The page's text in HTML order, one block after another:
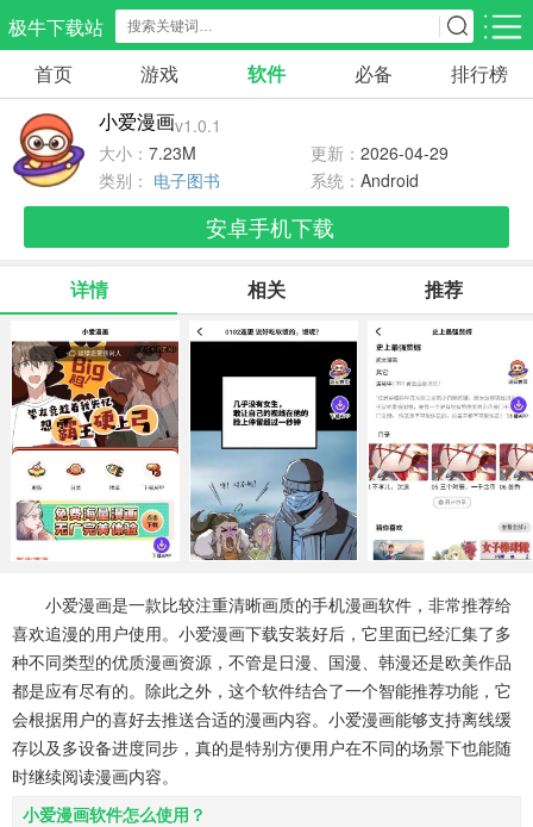
极牛下载站
应用分类 游戏分类
生活服务
297款应用
教育学习
178款应用
气象交通
84款应用
游戏辅助
476款应用
摄影美化
214款应用
社交聊天
183款应用
电子图书
438款应用
移动办公
新闻阅读
43款应用
金融理财
54款应用
媒体影音
601款应用
系统工具
健康医疗
ai工具
娱乐资讯
96款应用
首页 游戏 软件 必备 排行榜
小爱漫画v1.0.1
大小： 7.23M 更新： 2026-04-29
类别： 电子图书 系统： Android
安卓手机下载
详情 相关 推荐
小爱漫画是一款比较注重清晰画质的手机漫画软件，非常推荐给
喜欢追漫的用户使用。小爱漫画下载安装好后，它里面已经汇集了多
种不同类型的优质漫画资源，不管是日漫、国漫、韩漫还是欧美作品
都是应有尽有的。除此之外，这个软件结合了一个智能推荐功能，它
会根据用户的喜好去推送合适的漫画内容。小爱漫画能够支持离线缓
存以及多设备进度同步，真的是特别方便用户在不同的场景下也能随
时继续阅读漫画内容。
小爱漫画软件怎么使用？